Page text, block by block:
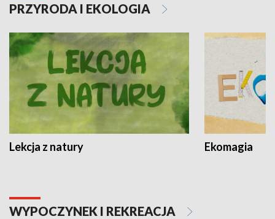
PRZYRODA I EKOLOGIA
Lekcja z natury Ekomagia
WYPOCZYNEK I REKREACJA